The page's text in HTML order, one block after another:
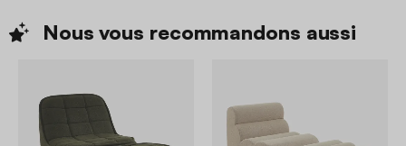
Nous vous recommandons aussi